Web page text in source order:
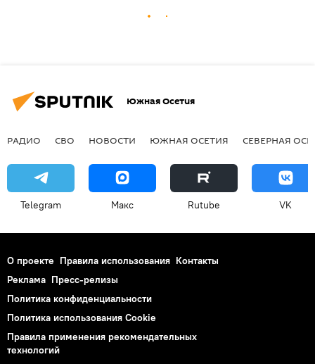
Южная Осетия
РАДИО СВО НОВОСТИ ЮЖНАЯ ОСЕТИЯ СЕВЕРНАЯ
Telegram Макс Rutube VK
О проекте Правила использования Контакты
Реклама Пресс-релизы
Политика конфиденциальности
Политика использования Cookie
Правила применения рекомендательных
технологий